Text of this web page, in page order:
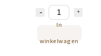
In
winkelwagen